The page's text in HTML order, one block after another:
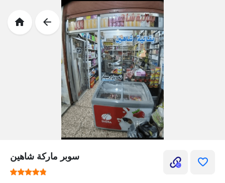
سوبر ماركة شاهين